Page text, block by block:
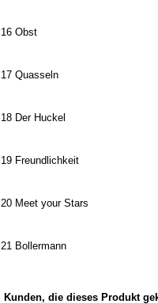
16 Obst
17 Quasseln
18 Der Huckel
19 Freundlichkeit
20 Meet your Stars
21 Bollermann
Kunden, die dieses Produkt